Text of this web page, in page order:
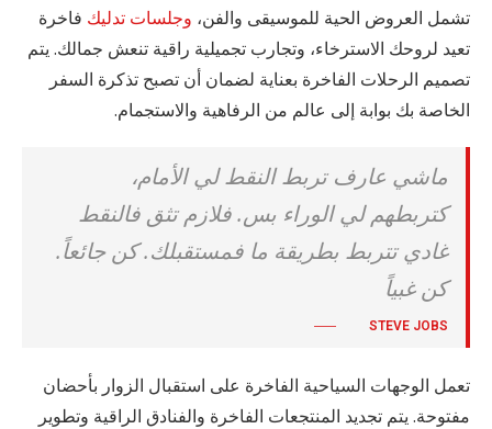
تشمل العروض الحية للموسيقى والفن، وجلسات تدليك فاخرة
تعيد لروحك الاسترخاء، وتجارب تجميلية راقية تنعش جمالك. يتم
تصميم الرحلات الفاخرة بعناية لضمان أن تصبح تذكرة السفر
الخاصة بك بوابة إلى عالم من الرفاهية والاستجمام.
ماشي عارف تربط النقط لي الأمام،
كتربطهم لي الوراء بس. فلازم تثق فالنقط
غادي تتربط بطريقة ما فمستقبلك. كن جائعاً.
كن غبياً
STEVE JOBS
تعمل الوجهات السياحية الفاخرة على استقبال الزوار بأحضان
مفتوحة. يتم تجديد المنتجعات الفاخرة والفنادق الراقية وتطوير